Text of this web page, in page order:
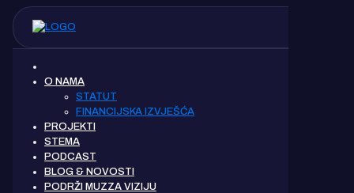
O NAMA
STATUT
FINANCIJSKA IZVJEŠĆA
PROJEKTI
STEMA
PODCAST
BLOG & NOVOSTI
PODRŽI MUZZA VIZIJU